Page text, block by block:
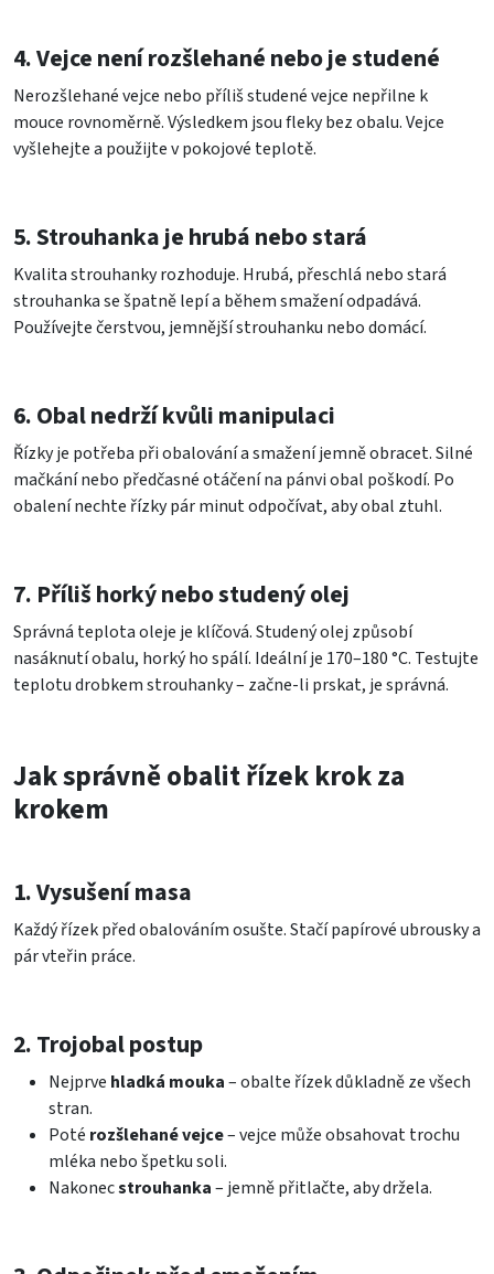
4. Vejce není rozšlehané nebo je studené
Nerozšlehané vejce nebo příliš studené vejce nepřilne k
mouce rovnoměrně. Výsledkem jsou fleky bez obalu. Vejce
vyšlehejte a použijte v pokojové teplotě.
5. Strouhanka je hrubá nebo stará
Kvalita strouhanky rozhoduje. Hrubá, přeschlá nebo stará
strouhanka se špatně lepí a během smažení odpadává.
Používejte čerstvou, jemnější strouhanku nebo domácí.
6. Obal nedrží kvůli manipulaci
Řízky je potřeba při obalování a smažení jemně obracet. Silné
mačkání nebo předčasné otáčení na pánvi obal poškodí. Po
obalení nechte řízky pár minut odpočívat, aby obal ztuhl.
7. Příliš horký nebo studený olej
Správná teplota oleje je klíčová. Studený olej způsobí
nasáknutí obalu, horký ho spálí. Ideální je 170–180 °C. Testujte
teplotu drobkem strouhanky – začne-li prskat, je správná.
Jak správně obalit řízek krok za
krokem
1. Vysušení masa
Každý řízek před obalováním osušte. Stačí papírové ubrousky a
pár vteřin práce.
2. Trojobal postup
Nejprve hladká mouka– obalte řízek důkladně ze všech
stran.
Poté rozšlehané vejce– vejce může obsahovat trochu
mléka nebo špetku soli.
Nakonecstrouhanka– jemně přitlačte, aby držela.